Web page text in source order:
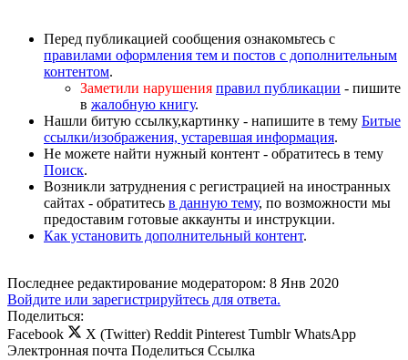
Перед публикацией сообщения ознакомьтесь с
правилами оформления тем и постов с дополнительным
контентом.
Заметили нарушения правил публикации - пишите
в жалобную книгу.
Нашли битую ссылку,картинку - напишите в тему Битые
ссылки/изображения, устаревшая информация.
Не можете найти нужный контент - обратитесь в тему
Поиск.
Возникли затруднения с регистрацией на иностранных
сайтах - обратитесь в данную тему, по возможности мы
предоставим готовые аккаунты и инструкции.
Как установить дополнительный контент.
Последнее редактирование модератором: 8 Янв 2020
Войдите или зарегистрируйтесь для ответа.
Поделиться:
Facebook
X (Twitter) Reddit Pinterest Tumblr WhatsApp
Электронная почта Поделиться Ссылка